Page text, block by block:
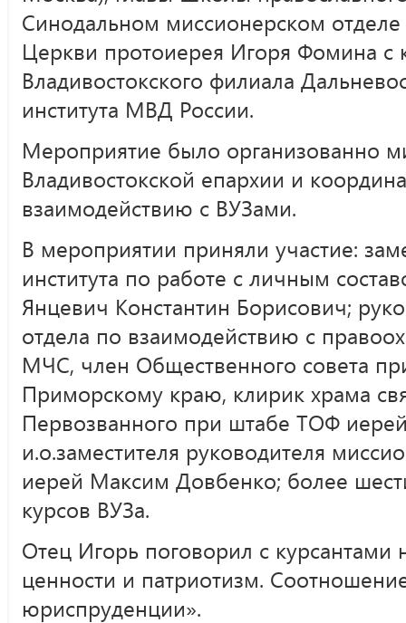
Синодальном миссионерском
Церкви протоиерея Игоря Фомина с
Владивостокского филиала
института МВД России.
Мероприятие было организованно
Владивостокской епархии и
взаимодействию с ВУЗами.
В мероприятии приняли участие:
института по работе с личным
Янцевич Константин Борисович;
отдела по взаимодействию с
МЧС, член Общественного совета
Приморскому краю, клирик храма
Первозванного при штабе ТОФ
и.о.заместителя руководителя
иерей Максим Довбенко; более
курсов ВУЗа.
Отец Игорь поговорил с
ценности и патриотизм.
юриспруденции».